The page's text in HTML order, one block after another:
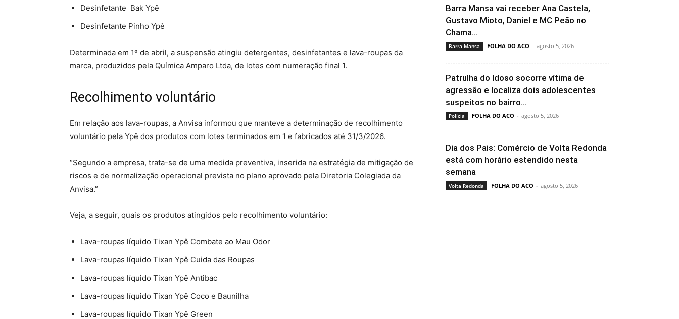
Desinfetante Bak Ypê
Desinfetante Pinho Ypê
Determinada em 1º de abril, a suspensão atingiu detergentes, desinfetantes e lava-roupas da
marca, produzidos pela Química Amparo Ltda, de lotes com numeração final 1.
Recolhimento voluntário
Em relação aos lava-roupas, a Anvisa informou que manteve a determinação de recolhimento
voluntário pela Ypê dos produtos com lotes terminados em 1 e fabricados até 31/3/2026.
“Segundo a empresa, trata-se de uma medida preventiva, inserida na estratégia de mitigação de
riscos e de normalização operacional prevista no plano aprovado pela Diretoria Colegiada da
Anvisa.”
Veja, a seguir, quais os produtos atingidos pelo recolhimento voluntário:
Lava-roupas líquido Tixan Ypê Combate ao Mau Odor
Lava-roupas líquido Tixan Ypê Cuida das Roupas
Lava-roupas líquido Tixan Ypê Antibac
Lava-roupas líquido Tixan Ypê Coco e Baunilha
Lava-roupas líquido Tixan Ypê Green
Barra Mansa vai receber Ana Castela,
Gustavo Mioto, Daniel e MC Peão no
Chama...
Barra Mansa FOLHA DO ACO - agosto 5, 2026
Patrulha do Idoso socorre vítima de
agressão e localiza dois adolescentes
suspeitos no bairro...
Polícia FOLHA DO ACO - agosto 5, 2026
Dia dos Pais: Comércio de Volta Redonda
está com horário estendido nesta
semana
Volta Redonda FOLHA DO ACO - agosto 5, 2026